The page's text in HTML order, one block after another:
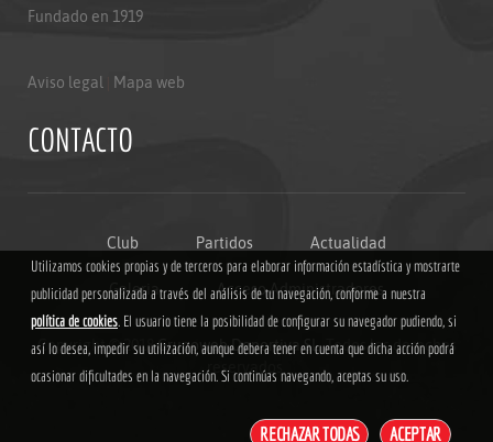
Fundado en 1919
Aviso legal Mapa web
CONTACTO
Club Partidos Actualidad
Galeria Acceso Administradores
Copyright © 2018Grupoweb Deportiva SL. Todos los derechos
reservados.
Utilizamos cookies propias y de terceros para elaborar información estadística y mostrarte
publicidad personalizada a través del análisis de tu navegación, conforme a nuestra
política de cookies. El usuario tiene la posibilidad de configurar su navegador pudiendo, si
así lo desea, impedir su utilización, aunque debera tener en cuenta que dicha acción podrá
ocasionar dificultades en la navegación. Si continúas navegando, aceptas su uso.
ACEPTAR
RECHAZAR TODAS